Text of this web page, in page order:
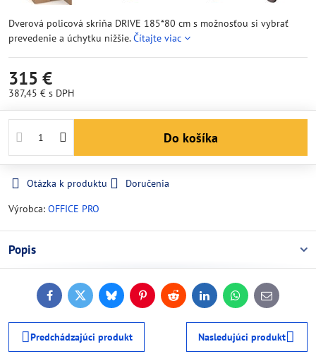
Dverová policová skriňa DRIVE 185*80 cm s možnosťou si vybrať
prevedenie a úchytku nižšie.Čítajte viac
315 €
387,45 € s DPH
Do košíka
Otázka k produktu
Doručenia
Výrobca: OFFICE PRO
Popis
FacebookTwitterBlueskyPinterestReddit LinkedInWhatsApp
E-
mail
Predchádzajúci produkt Nasledujúci produkt